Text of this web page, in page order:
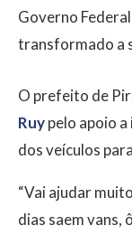
Governo
transformado a
O prefeito de
Ruypelo apoio
dos veículos
“Vai ajudar
dias saem vans,